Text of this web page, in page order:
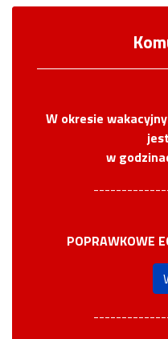
W okresie
w
POPRAWKOWE